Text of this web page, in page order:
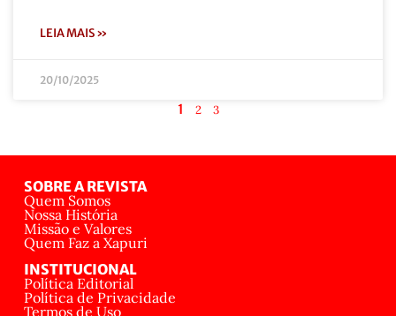
LEIA MAIS »
20/10/2025
1 2 3
SOBRE A REVISTA
Quem Somos
Nossa História
Missão e Valores
Quem Faz a Xapuri
INSTITUCIONAL
Política Editorial
Política de Privacidade
Termos de Uso